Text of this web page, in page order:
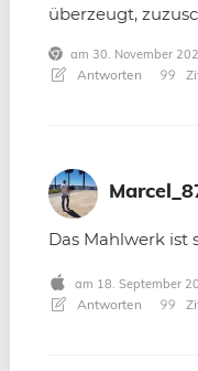
überzeugt,
am 30. November
Antworten
Das Mahlwerk ist
am 18. September
Antworten